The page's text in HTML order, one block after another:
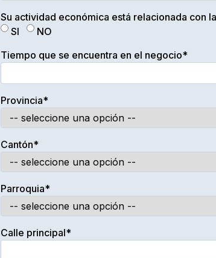
Su actividad económica está relacionada con
SI
NO
Tiempo que se encuentra en el negocio*
Provincia*
Cantón*
Parroquia*
Calle principal*